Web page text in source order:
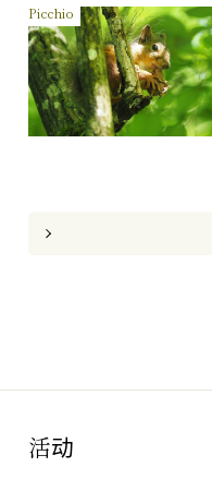
Picchio
活动